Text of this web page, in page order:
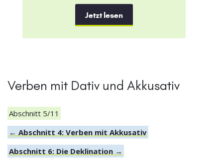
Jetzt lesen
Verben mit Dativ und Akkusativ
Abschnitt 5/11
← Abschnitt 4: Verben mit Akkusativ
Abschnitt 6: Die Deklination →